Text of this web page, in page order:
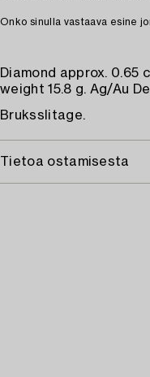
Onko sinulla vastaava esine
Diamond approx. 0.65
weight 15.8 g. Ag/Au
Bruksslitage.
Tietoa ostamisesta